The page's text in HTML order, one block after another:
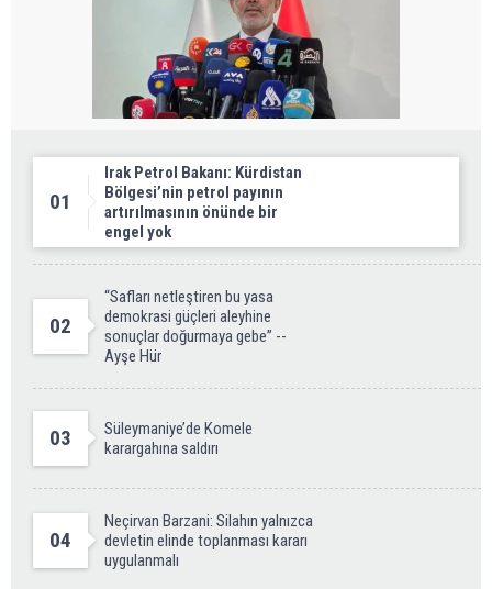
01
Irak Petrol Bakanı: Kürdistan
Bölgesi’nin petrol payının
artırılmasının önünde bir
engel yok
02
“Safları netleştiren bu yasa
demokrasi güçleri aleyhine
sonuçlar doğurmaya gebe” --
Ayşe Hür
03
Süleymaniye’de Komele
karargahına saldırı
04
Neçirvan Barzani: Silahın yalnızca
devletin elinde toplanması kararı
uygulanmalı